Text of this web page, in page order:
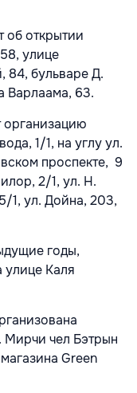
об открытии
улице
84, бульваре Д.
Варлаама, 63.
организацию
1/1, на углу ул.
проспекте, 9
2/1, ул. Н.
1, ул. Дойна, 203,
годы,
улице Каля
Мирчи чел Бэтрын
Green